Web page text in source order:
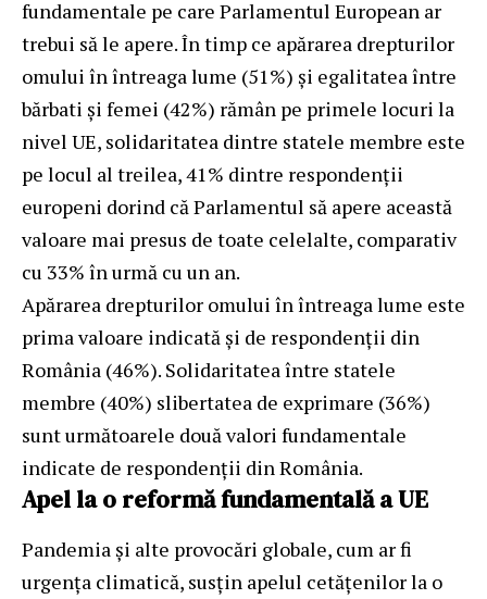
fundamentale pe care Parlamentul European ar
trebui să le apere. În timp ce apărarea drepturilor
omului în întreaga lume (51%) și egalitatea între
bărbati și femei (42%) rămân pe primele locuri la
nivel UE, solidaritatea dintre statele membre este
pe locul al treilea, 41% dintre respondenții
europeni dorind că Parlamentul să apere această
valoare mai presus de toate celelalte, comparativ
cu 33% în urmă cu un an.
Apărarea drepturilor omului în întreaga lume este
prima valoare indicată și de respondenții din
România (46%). Solidaritatea între statele
membre (40%) slibertatea de exprimare (36%)
sunt următoarele două valori fundamentale
indicate de respondenții din România.
Apel la o reformă fundamentală a UE
Pandemia și alte provocări globale, cum ar fi
urgența climatică, susțin apelul cetăţenilor la o